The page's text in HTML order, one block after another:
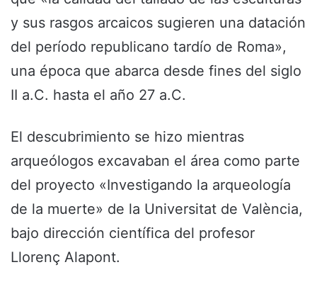
y sus rasgos arcaicos sugieren una datación
del período republicano tardío de Roma»,
una época que abarca desde fines del siglo
II a.C. hasta el año 27 a.C.
El descubrimiento se hizo mientras
arqueólogos excavaban el área como parte
del proyecto «Investigando la arqueología
de la muerte» de la Universitat de València,
bajo dirección científica del profesor
Llorenç Alapont.